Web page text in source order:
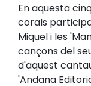
En aquesta
corals
Miquel i les
cançons del
d'aquest
'Andana